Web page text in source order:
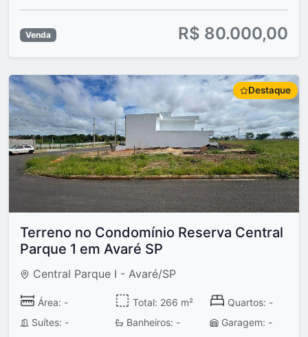
Venda R$ 80.000,00
Destaque
Terreno no Condomínio Reserva Central
Parque 1 em Avaré SP
Central Parque I - Avaré/SP
Área: - Total: 266 m²
Quartos: -
Suítes: -
Banheiros: - Garagem: -